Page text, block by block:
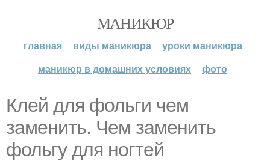
МАНИКЮР
главная виды маникюра
уроки маникюра
маникюр в домашних условиях
фото
Клей для фольги чем
заменить. Чем заменить
фольгу для ногтей